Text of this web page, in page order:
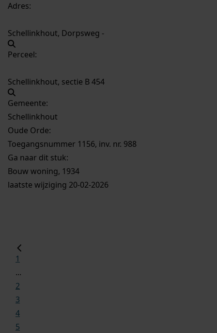
Adres:
Schellinkhout, Dorpsweg -
Perceel:
Schellinkhout, sectie B 454
Gemeente:
Schellinkhout
Oude Orde:
Toegangsnummer 1156, inv. nr. 988
Ga naar dit stuk:
Bouw woning, 1934
laatste wijziging 20-02-2026
1
...
2
3
4
5